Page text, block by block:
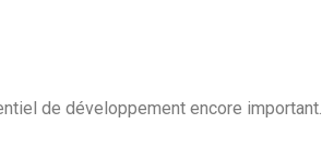
de développement encore important.